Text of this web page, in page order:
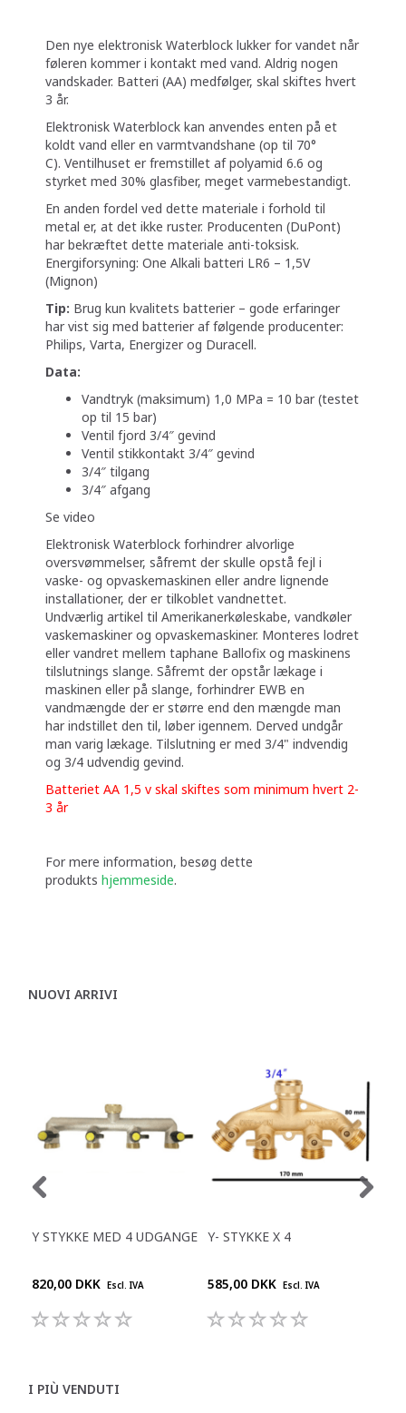
Den nye elektronisk Waterblock lukker for vandet når
føleren kommer i kontakt med vand. Aldrig nogen
vandskader. Batteri (AA) medfølger, skal skiftes hvert
3 år.
Elektronisk Waterblock kan anvendes enten på et
koldt vand eller en varmtvandshane (op til 70°
C). Ventilhuset er fremstillet af polyamid 6.6 og
styrket med 30% glasfiber, meget varmebestandigt.
En anden fordel ved dette materiale i forhold til
metal er, at det ikke ruster. Producenten (DuPont)
har bekræftet dette materiale anti-toksisk.
Energiforsyning: One Alkali batteri LR6 – 1,5V
(Mignon)
Tip: Brug kun kvalitets batterier – gode erfaringer
har vist sig med batterier af følgende producenter:
Philips, Varta, Energizer og Duracell.
Data:
Vandtryk (maksimum) 1,0 MPa = 10 bar (testet
op til 15 bar)
Ventil fjord 3/4″ gevind
Ventil stikkontakt 3/4″ gevind
3/4″ tilgang
3/4″ afgang
Se video
Elektronisk Waterblock forhindrer alvorlige
oversvømmelser, såfremt der skulle opstå fejl i
vaske- og opvaskemaskinen eller andre lignende
installationer, der er tilkoblet vandnettet.
Undværlig artikel til Amerikanerkøleskabe, vandkøler
vaskemaskiner og opvaskemaskiner. Monteres lodret
eller vandret mellem taphane Ballofix og maskinens
tilslutnings slange. Såfremt der opstår lækage i
maskinen eller på slange, forhindrer EWB en
vandmængde der er større end den mængde man
har indstillet den til, løber igennem. Derved undgår
man varig lækage. Tilslutning er med 3/4" indvendig
og 3/4 udvendig gevind.
Batteriet AA 1,5 v skal skiftes som minimum hvert 2-
3 år
For mere information, besøg dette
produkts hjemmeside.
NUOVI ARRIVI
Y STYKKE MED 4 UDGANGE
820,00 DKK Escl. IVA
Y- STYKKE X 4
585,00 DKK Escl. IVA
I PIÙ VENDUTI